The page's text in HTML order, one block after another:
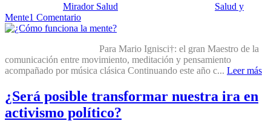
Mirador Salud
Salud y
Mente1 Comentario
Para Mario Ignisci†: el gran Maestro de la
comunicación entre movimiento, meditación y pensamiento
acompañado por música clásica Continuando este año c... Leer más
¿Será posible transformar nuestra ira en
activismo político?